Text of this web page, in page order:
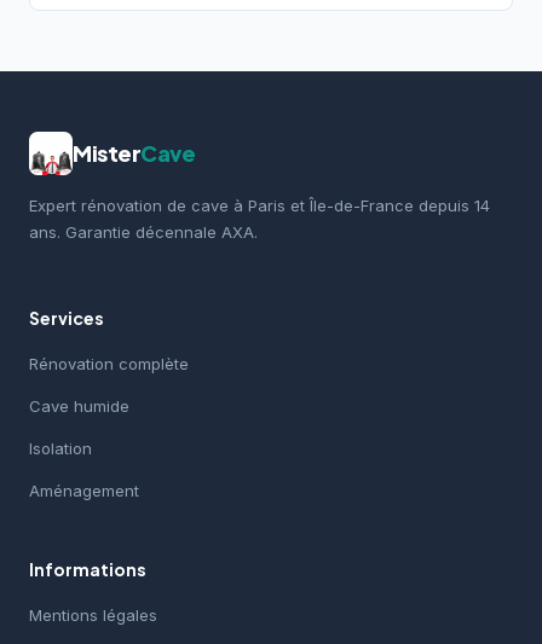
MisterCave
Expert rénovation de cave à Paris et Île-de-France depuis 14
ans. Garantie décennale AXA.
Services
Rénovation complète
Cave humide
Isolation
Aménagement
Informations
Mentions légales